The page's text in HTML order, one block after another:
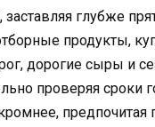
глубже
продукты,
дорогие сыры и
проверяя сроки